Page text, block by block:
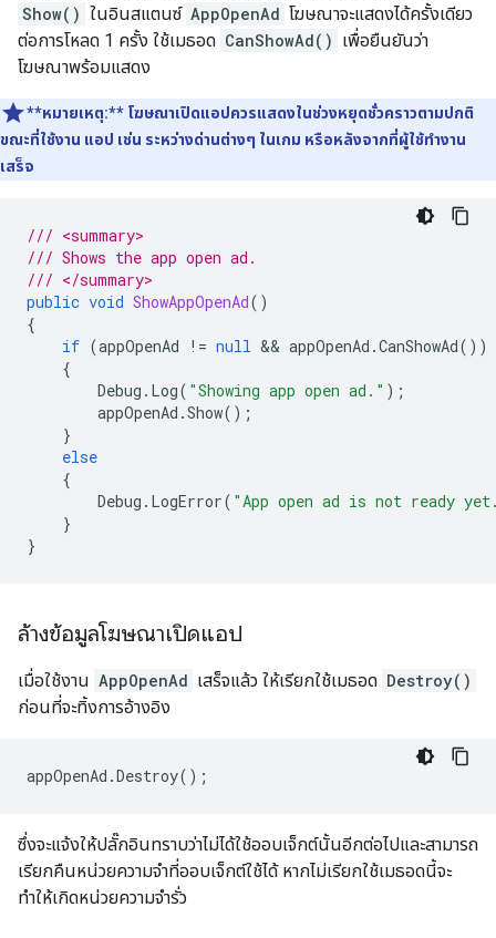
Show() ในอินสแตนซ์ AppOpenAd โฆษณาจะแสดงได้ครั้งเดียว
ต่อการโหลด 1 ครั้ง ใช้เมธอด CanShowAd() เพื่อยืนยันว่า
โฆษณาพร้อมแสดง
**หมายเหตุ:** โฆษณาเปิดแอปควรแสดงในช่วงหยุดชั่วคราวตามปกติ
ขณะที่ใช้งาน แอป เช่น ระหว่างด่านต่างๆ ในเกม หรือหลังจากที่ผู้ใช้ทำงาน
เสร็จ
/// <summary>
/// Shows the app open ad.
/// </summary>
public void ShowAppOpenAd()
{
if (appOpenAd != null && appOpenAd .CanShowAd())
{
Debug . Log( "Showing app open ad." );
appOpenAd .Show();
}
else
{
Debug . LogError( "App open ad is not ready
}
}
ล้างข้อมูลโฆษณาเปิดแอป
เมื่อใช้งาน AppOpenAd เสร็จแล้ว ให้เรียกใช้เมธอด Destroy()
ก่อนที่จะทิ้งการอ้างอิง
appOpenAd .Destroy();
ซึ่งจะแจ้งให้ปลั๊กอินทราบว่าไม่ได้ใช้ออบเจ็กต์นั้นอีกต่อไปและสามารถ
เรียกคืนหน่วยความจำที่ออบเจ็กต์ใช้ได้ หากไม่เรียกใช้เมธอดนี้จะ
ทำให้เกิดหน่วยความจำรั่ว